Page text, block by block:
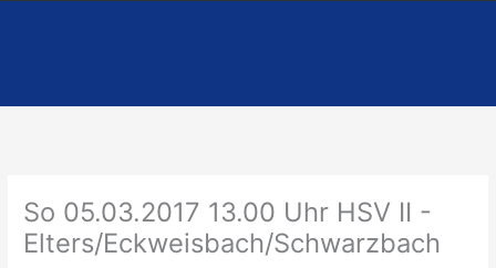
So 05.03.2017 13.00 Uhr HSV II -
Elters/Eckweisbach/Schwarzbach